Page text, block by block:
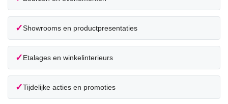
✓Showrooms en productpresentaties
✓Etalages en winkelinterieurs
✓Tijdelijke acties en promoties